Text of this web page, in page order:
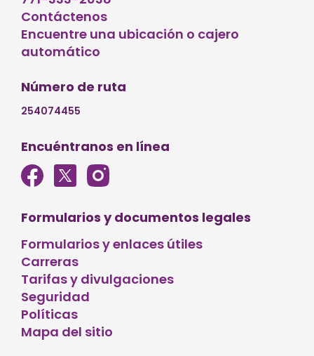
Contáctenos
Encuentre una ubicación o cajero
automático
Número de ruta
254074455
Encuéntranos en línea
Formularios y documentos legales
Formularios y enlaces útiles
Carreras
Tarifas y divulgaciones
Seguridad
Políticas
Mapa del sitio